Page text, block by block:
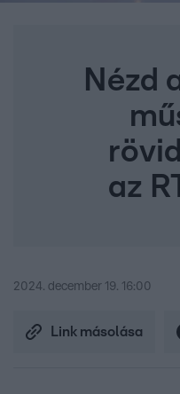
Nézd
az
2024. december 19. 16:00
Link másolása